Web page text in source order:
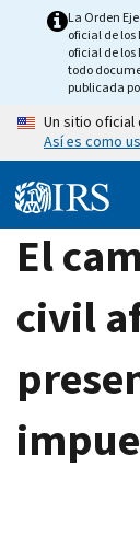
La Orden
oficial de
oficial de los
todo
publicada
Un sitio oficial
Así es como
El
civil